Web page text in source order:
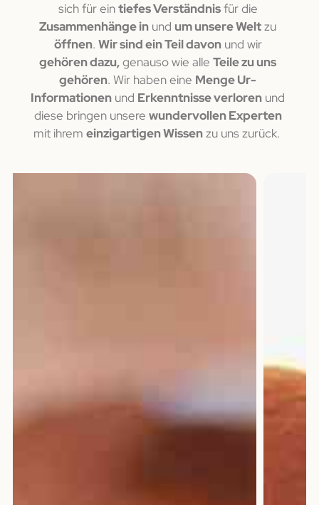
sich für eintiefes Verständnisfür die
Zusammenhänge in und um unsere Weltzu
öffnen. Wir sind ein Teil davonund wir
gehören dazu,genauso wie alleTeile zu uns
gehören. Wir haben eine Menge Ur-
Informationen und Erkenntnisse verloren und
diese bringen unsere wundervollen Experten
mit ihrem einzigartigen Wissenzu uns zurück.